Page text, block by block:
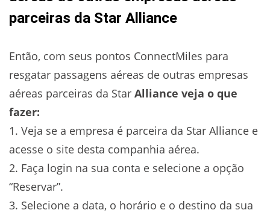
parceiras da Star Alliance
Então, com seus pontos ConnectMiles para
resgatar passagens aéreas de outras empresas
aéreas parceiras da Star Alliance veja o que
fazer:
1. Veja se a empresa é parceira da Star Alliance e
acesse o site desta companhia aérea.
2. Faça login na sua conta e selecione a opção
“Reservar”.
3. Selecione a data, o horário e o destino da sua